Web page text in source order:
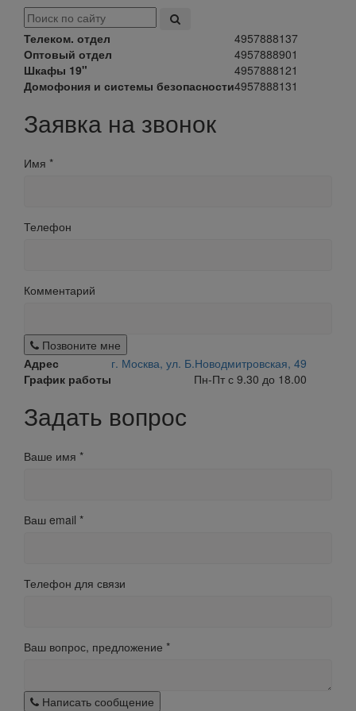
Телеком. отдел
4957888137
Оптовый отдел
4957888901
Шкафы 19"
4957888121
Домофония и системы безопасности4957888131
Заявка на звонок
Имя *
Телефон
Комментарий
Позвоните мне
Адрес
г. Москва, ул. Б.Новодмитровская, 49
График работы
Пн-Пт с 9.30 до 18.00
Задать вопрос
Ваше имя *
Ваш email *
Телефон для связи
Ваш вопрос, предложение *
Написать сообщение